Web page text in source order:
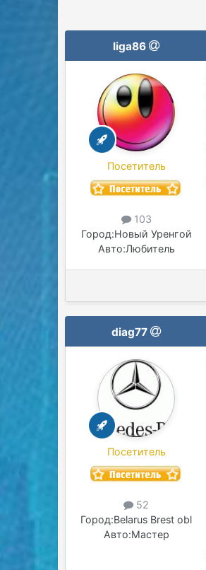
liga86
Посетитель
103
Город:Новый Уренгой
Авто:Любитель
diag77
Посетитель
52
Город:Belarus Brest obl
Авто:Мастер